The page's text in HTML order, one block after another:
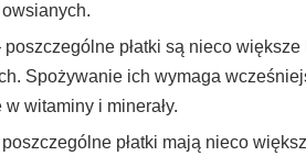
płatki są nieco
Spożywanie ich wymaga
witaminy i minerały.
płatki mają nieco